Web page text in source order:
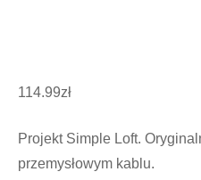
114.99zł
Projekt Simple Loft.
przemysłowym kablu.